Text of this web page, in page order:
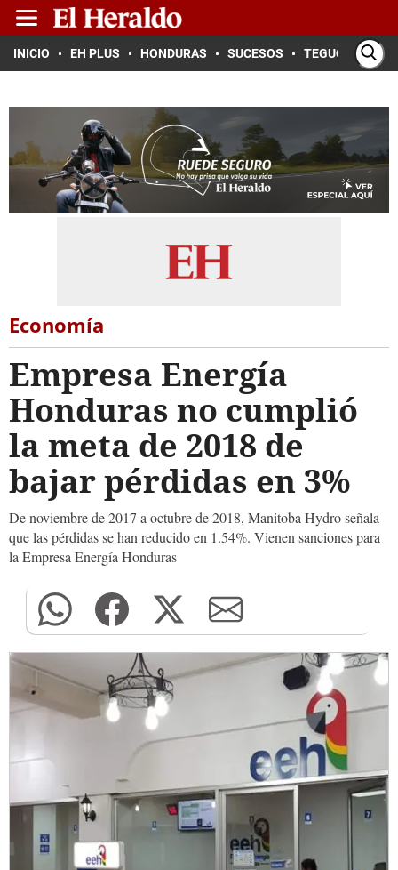
INICIO EH PLUS HONDURAS SUCESOS TEGUCIGALPA
Economía
Empresa Energía
Honduras no cumplió
la meta de 2018 de
bajar pérdidas en 3%
De noviembre de 2017 a octubre de 2018, Manitoba Hydro señala
que las pérdidas se han reducido en 1.54%. Vienen sanciones para
la Empresa Energía Honduras